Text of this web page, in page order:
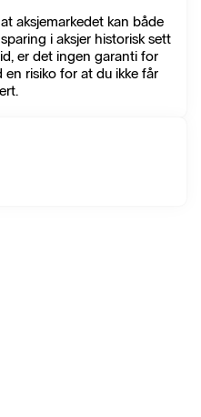
aksjemarkedet kan både
i aksjer historisk sett
er det ingen garanti for
risiko for at du ikke får